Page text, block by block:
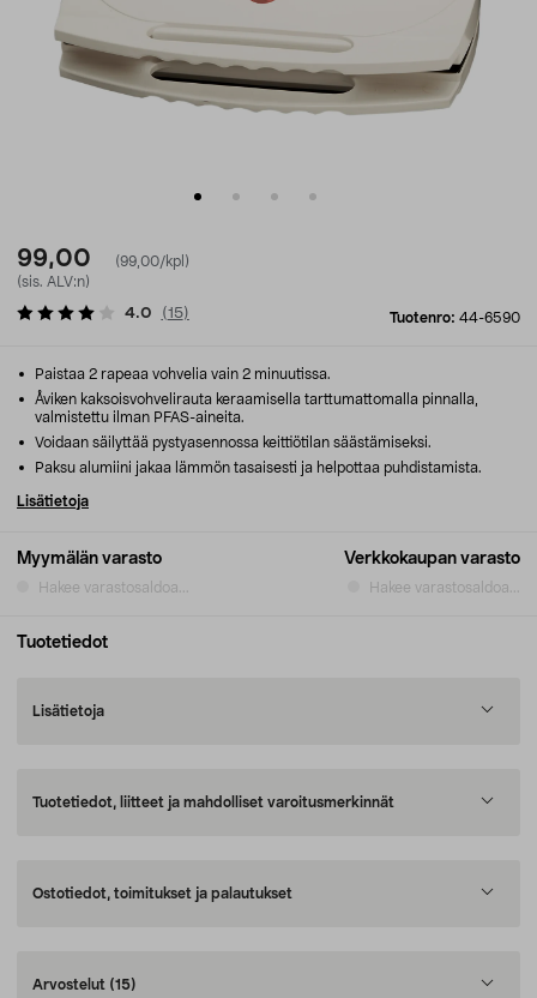
99,00
(99,00/kpl)
(sis. ALV:n)
Tuotenro: 44-6590
4.0 (15)
Myymälän varasto
Hakee varastosaldoa...
Verkkokaupan varasto
Hakee varastosaldoa...
Paistaa 2 rapeaa vohvelia vain 2 minuutissa.
Åviken kaksoisvohvelirauta keraamisella tarttumattomalla pinnalla,
valmistettu ilman PFAS-aineita.
Voidaan säilyttää pystyasennossa keittiötilan säästämiseksi.
Paksu alumiini jakaa lämmön tasaisesti ja helpottaa puhdistamista.
Lisätietoja
Tuotetiedot
Lisätietoja
Tuotetiedot, liitteet ja mahdolliset varoitusmerkinnät
Ostotiedot, toimitukset ja palautukset
Arvostelut (15)